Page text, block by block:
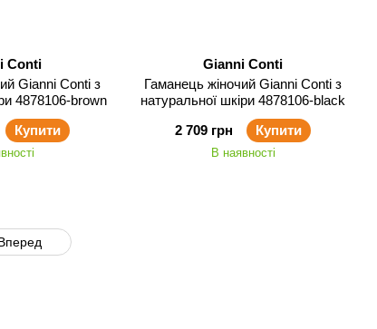
Conti
Gianni Conti з
4878106-brown
Купити
Gianni Conti
Гаманець жіночий Gianni Conti з
натуральної шкіри 4878106-black
2 709 грн
Купити
В наявності